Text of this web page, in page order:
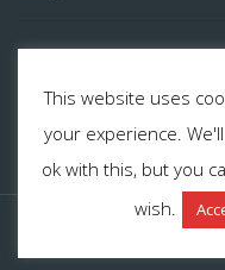
Contact
Eros-
This website uses
your experience.
ok with this, but you
wish.